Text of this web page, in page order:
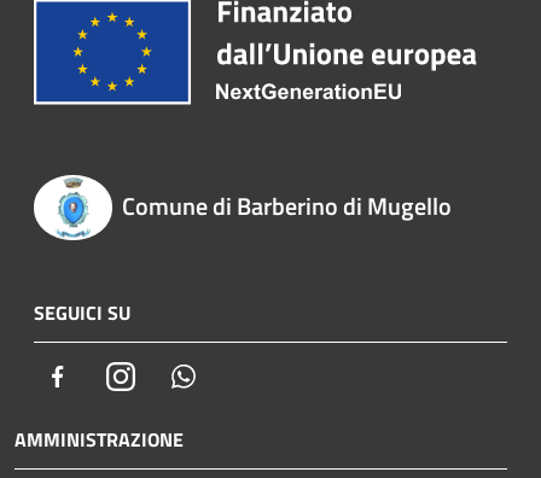
Comune di Barberino di Mugello
SEGUICI SU
FacebookInstagram
AMMINISTRAZIONE